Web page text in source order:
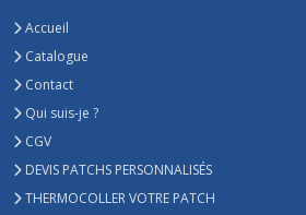
Accueil
Catalogue
Contact
Qui suis-je ?
CGV
DEVIS PATCHS PERSONNALISÉS
THERMOCOLLER VOTRE PATCH